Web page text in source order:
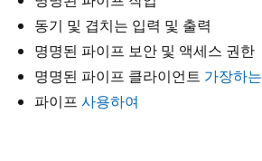
동기 및 겹치는 입력 및 출력
명명된 파이프 보안 및 액세스 권한
명명된 파이프 클라이언트 가장하는
파이프 사용하여